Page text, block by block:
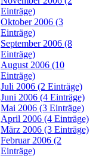
Einträge)
Oktober 2006 (3
Einträge)
September 2006 (8
Einträge)
August 2006 (10
Einträge)
Juli 2006 (2 Einträge)
Juni 2006 (4 Einträge)
Mai 2006 (3 Einträge)
April 2006 (4 Einträge)
März 2006 (3 Einträge)
Februar 2006 (2
Einträge)